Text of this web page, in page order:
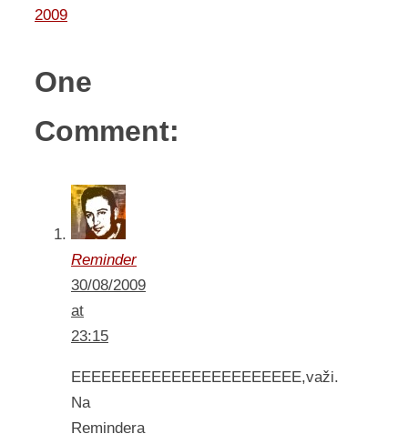
2009
One
Comment:
Reminder
30/08/2009
at
23:15
EEEEEEEEEEEEEEEEEEEEEEE,važi.
Na
Remindera